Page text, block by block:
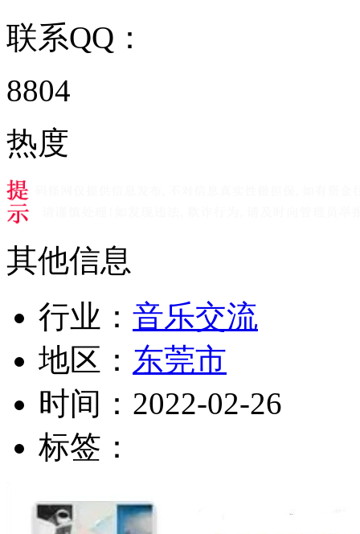
联系QQ：
8804
热度
其他信息
行业： 音乐交流
地区： 东莞市
时间： 2022-02-26
标签：